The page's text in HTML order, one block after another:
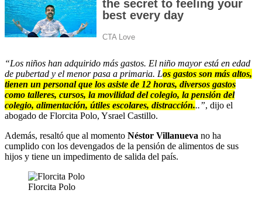
“Los niños han adquirido más gastos. El niño mayor está en edad
de pubertad y el menor pasa a primaria. Los gastos son más altos,
tienen un personal que los asiste de 12 horas, diversos gastos
como talleres, cursos, la movilidad del colegio, la pensión del
colegio, alimentación, útiles escolares, distracción...”, dijo el
abogado de Florcita Polo, Ysrael Castillo.
Además, resaltó que al momento Néstor Villanueva no ha
cumplido con los devengados de la pensión de alimentos de sus
hijos y tiene un impedimento de salida del país.
Florcita Polo